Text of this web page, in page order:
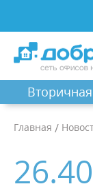
Вторичная
Главная /